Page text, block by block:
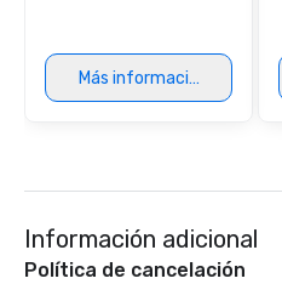
Más información
Información adicional
Política de cancelación